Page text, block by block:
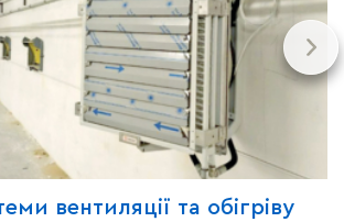
вентиляції та обігріву